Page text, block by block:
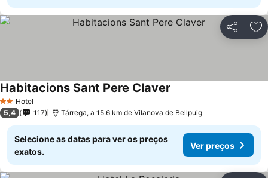
Partilhar
2 Estrelas
Hotel
Habitacions Sant Pere Claver
5,4 117 Tárrega, a 15.6 km de Vilanova de Bellpuig
Selecione as datas para ver os preços
exatos.
Ver preços